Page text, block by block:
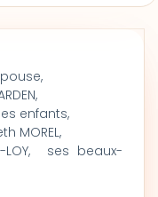
enfants,
MOREL,
LOY, ses beaux-